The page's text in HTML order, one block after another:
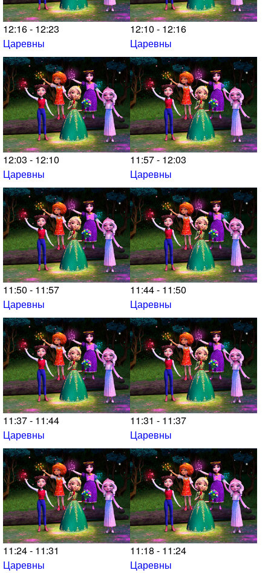
12:16 - 12:23
Царевны
12:10 - 12:16
Царевны
12:03 - 12:10
Царевны
11:57 - 12:03
Царевны
11:50 - 11:57
Царевны
11:44 - 11:50
Царевны
11:37 - 11:44
Царевны
11:31 - 11:37
Царевны
11:24 - 11:31
Царевны
11:18 - 11:24
Царевны